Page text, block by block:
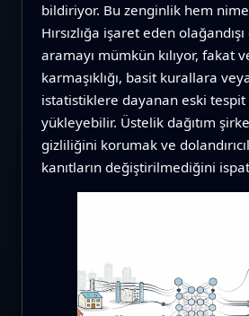
bildiriyor. Bu zenginlik hem
Hırsızlığa işaret eden
aramayı mümkün kılıyor, fakat
karmaşıklığı, basit kurallara
istatistiklere dayanan eski tespit
yükleyebilir. Üstelik dağıtım
gizliliğini korumak ve
kanıtların değiştirilmediğini